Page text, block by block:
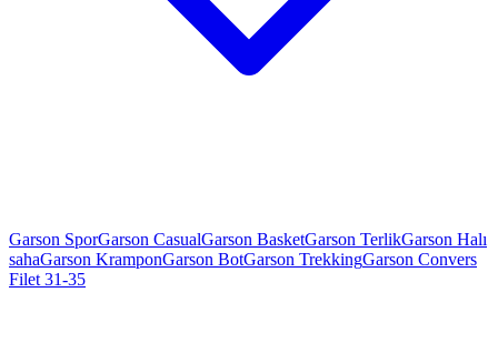
Garson SporGarson CasualGarson BasketGarson TerlikGarson Halı
sahaGarson KramponGarson BotGarson TrekkingGarson Convers
Filet 31-35